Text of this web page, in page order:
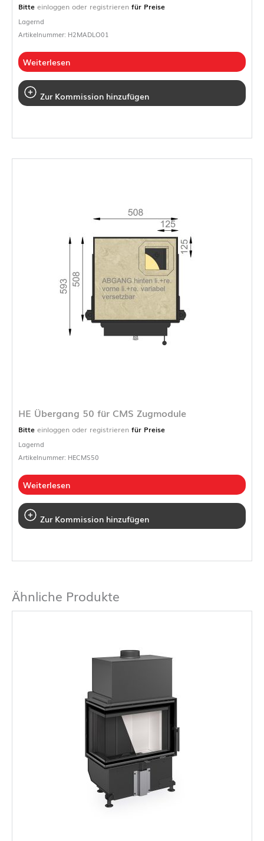
Bitte einloggen oder registrieren für Preise
Lagernd
Artikelnummer: H2MADLO01
Weiterlesen
Zur Kommission hinzufügen
HE Übergang 50 für CMS Zugmodule
Bitte einloggen oder registrieren für Preise
Lagernd
Artikelnummer: HECMS50
Weiterlesen
Zur Kommission hinzufügen
Ähnliche Produkte